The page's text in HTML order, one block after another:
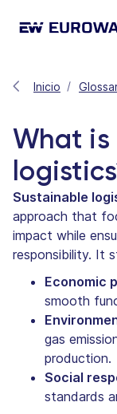
Inicio
What is
Sustainable
approach that
impact while
responsibility. It
Economic
smooth
gas
production.
Social
standards